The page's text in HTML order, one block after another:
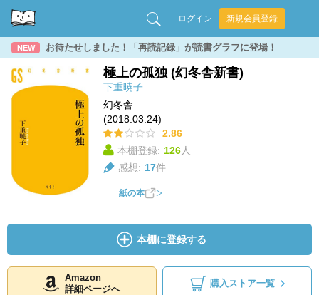
ログイン 新規会員登録
NEW お待たせしました！「再読記録」が読書グラフに登場！
極上の孤独 (幻冬舎新書)
下重暁子
幻冬舎
(2018.03.24)
2.86
本棚登録: 126人
感想: 17件
紙の本
本棚に登録する
Amazon
詳細ページへ
購入ストア一覧